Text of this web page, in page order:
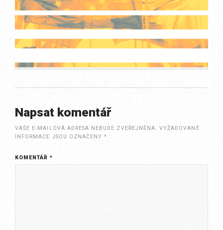
Napsat komentář
VAŠE E-MAILOVÁ ADRESA NEBUDE ZVEŘEJNĚNA. VYŽADOVANÉ
INFORMACE JSOU OZNAČENY*
KOMENTÁŘ*